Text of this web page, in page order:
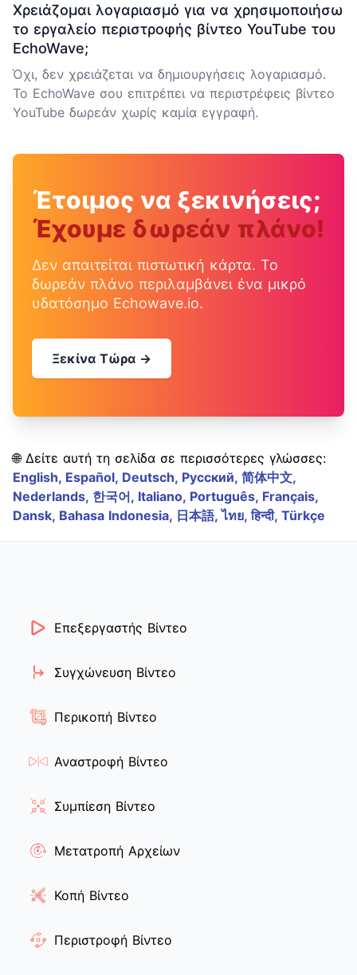
Χρειάζομαι λογαριασμό για να χρησιμοποιήσω
το εργαλείο περιστροφής βίντεο YouTube του
EchoWave;
Όχι, δεν χρειάζεται να δημιουργήσεις λογαριασμό.
Το EchoWave σου επιτρέπει να περιστρέφεις βίντεο
YouTube δωρεάν χωρίς καμία εγγραφή.
Έτοιμος να ξεκινήσεις;
Έχουμε δωρεάν πλάνο!
Δεν απαιτείται πιστωτική κάρτα. Το
δωρεάν πλάνο περιλαμβάνει ένα μικρό
υδατόσημο Echowave.io.
Ξεκίνα Τώρα →
🌐 Δείτε αυτή τη σελίδα σε περισσότερες γλώσσες:
English, Español, Deutsch, Русский, 简体中文,
Nederlands, 한국어, Italiano, Português, Français,
Dansk, Bahasa Indonesia, 日本語,ไทย,हिन्दी, Türkçe
Επεξεργαστής Βίντεο
Συγχώνευση Βίντεο
Περικοπή Βίντεο
Αναστροφή Βίντεο
Συμπίεση Βίντεο
Μετατροπή Αρχείων
Κοπή Βίντεο
Περιστροφή Βίντεο